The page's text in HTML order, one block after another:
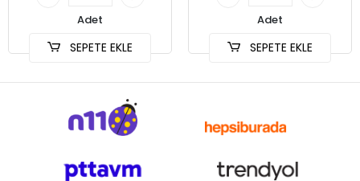
Adet
SEPETE EKLE
Adet
SEPETE EKLE